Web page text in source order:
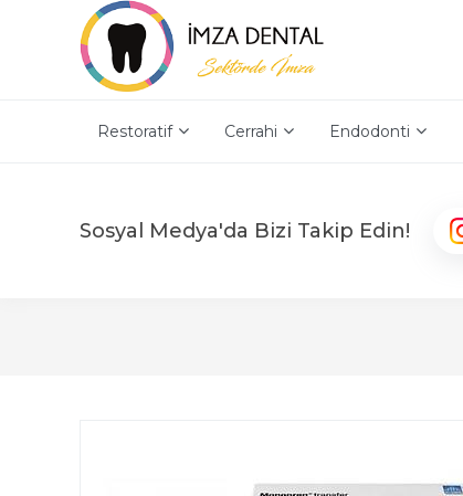
Restoratif Cerrahi Endodonti
Sosyal Medya'da Bizi Takip Edin!